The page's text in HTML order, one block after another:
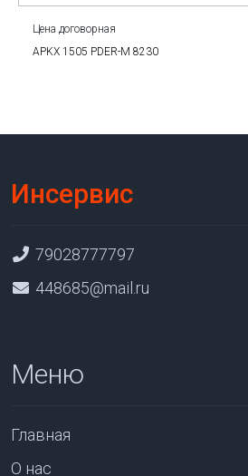
Цена договорная
APKX 1505 PDER-M 8230
Инсервис
79028777797
448685@mail.ru
Меню
Главная
О нас